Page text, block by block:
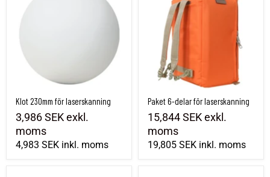
Klot 230mm för laserskanning
3,986 SEKexkl.
moms
4,983 SEK inkl. moms
Paket 6-delar för laserskanning
15,844 SEKexkl.
moms
19,805 SEK inkl. moms